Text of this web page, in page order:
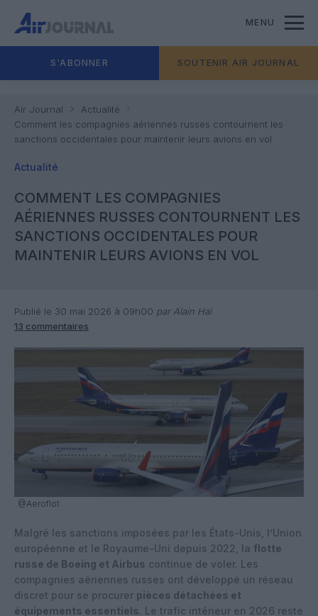
MENU
S'ABONNER SOUTENIR AIR JOURNAL
Air Journal
Actualité
Comment les compagnies aériennes russes contournent les
sanctions occidentales pour maintenir leurs avions en vol
Actualité
COMMENT LES COMPAGNIES
AÉRIENNES RUSSES CONTOURNENT LES
SANCTIONS OCCIDENTALES POUR
MAINTENIR LEURS AVIONS EN VOL
Publié le 30 mai 2026 à 09h00 par Alain Hai
13 commentaires
@Aeroflot
Malgré les sanctions imposées par les États-Unis, l’Union
européenne et le Royaume-Uni depuis 2022, la flotte
russe de Boeing et Airbus continue de voler. Les
compagnies aériennes russes ont développé un réseau
discret pour se procurer pièces détachées et
équipements essentiels. Le trafic intérieur en 2026 reste